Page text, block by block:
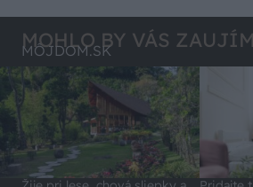
MOHLO BY VÁS
MÔJDOM.SK